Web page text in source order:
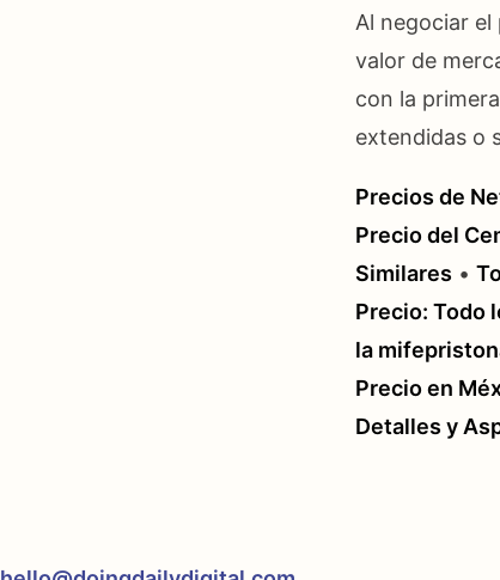
Al negociar
valor de
con la
extendidas o
Precios de
Precio del
Similares •
Precio: Todo
la
Precio en
Detalles y